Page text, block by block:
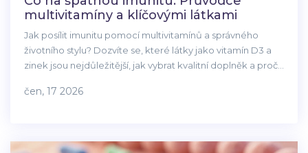
multivitamíny a klíčovými látkami
Jak posílit imunitu pomocí multivitamínů a správného
životního stylu? Dozvíte se, které látky jako vitamín D3 a
zinek jsou nejdůležitější, jak vybrat kvalitní doplněk a proč
čen, 17 2026